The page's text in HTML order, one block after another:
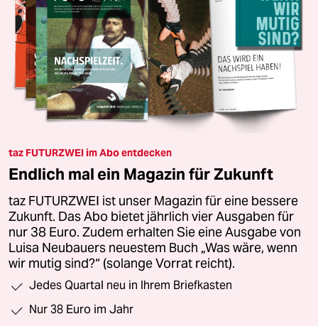
taz FUTURZWEI im Abo entdecken
Endlich mal ein Magazin für Zukunft
taz FUTURZWEI ist unser Magazin für eine bessere
Zukunft. Das Abo bietet jährlich vier Ausgaben für
nur 38 Euro. Zudem erhalten Sie eine Ausgabe von
Luisa Neubauers neuestem Buch „Was wäre, wenn
wir mutig sind?“ (solange Vorrat reicht).
Jedes Quartal neu in Ihrem Briefkasten
Nur 38 Euro im Jahr